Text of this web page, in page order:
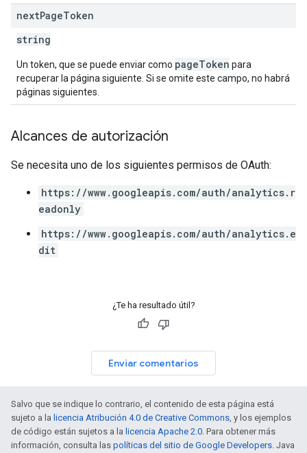
nextPageToken
string
Un token, que se puede enviar como pageToken para
recuperar la página siguiente. Si se omite este campo, no habrá
páginas siguientes.
Alcances de autorización
Se necesita uno de los siguientes permisos de OAuth:
https://www.googleapis.com/auth/analytics.r
eadonly
https://www.googleapis.com/auth/analytics.e
dit
¿Te ha resultado útil?
Enviar comentarios
Salvo que se indique lo contrario, el contenido de esta página está
sujeto a la licencia Atribución 4.0 de Creative Commons, y los ejemplos
de código están sujetos a la licencia Apache 2.0. Para obtener más
información, consulta las políticas del sitio de Google Developers. Java